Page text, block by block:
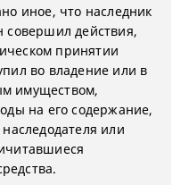
иное, что наследник
совершил действия,
принятии
во владение или в
имуществом,
на его содержание,
или